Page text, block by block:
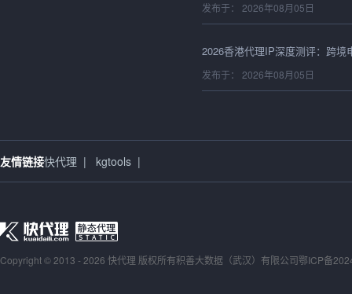
发布于： 2026年08月05日
发布于： 2026年08月05日
发布于： 2026年08月05日
友情链接快代理 | kgtools |
Copyright © 2013 - 2026 快代理 版权所有积善大数据（武汉）有限公司鄂ICP备